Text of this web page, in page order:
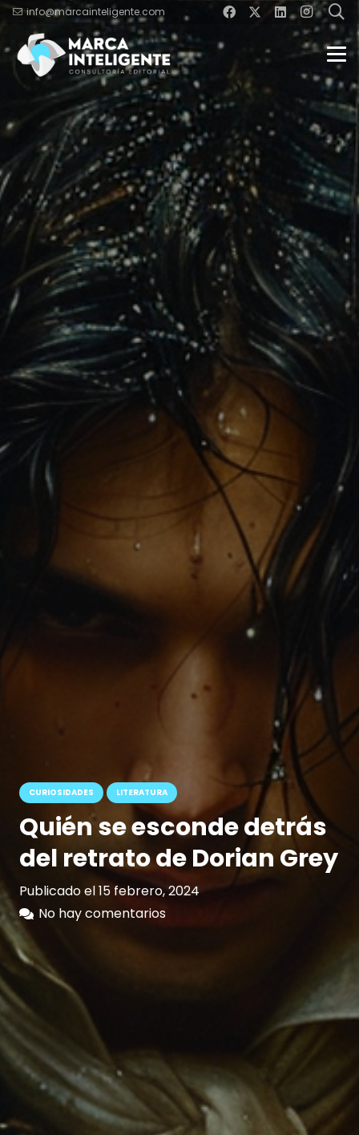
info@marcainteligente.com
CURIOSIDADES LITERATURA
Quién se esconde detrás
del retrato de Dorian Grey
Publicado el15 febrero, 2024
No hay comentarios